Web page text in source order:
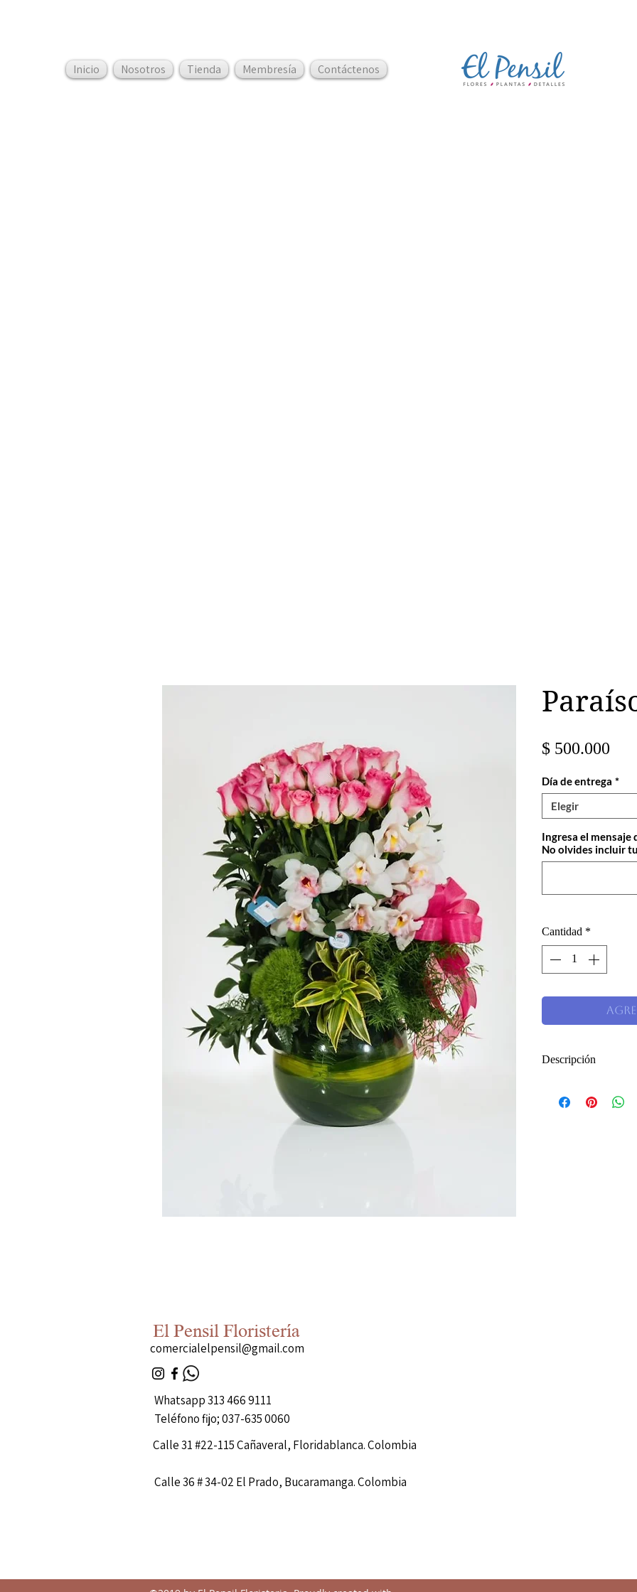
Inicio Nosotros Tienda Membresía Contáctenos
$ 500.000
Día de entrega *
Elegir
Ingresa el mensaje
No olvides incluir
Cantidad*
Descripción
decorado con
El Pensil Floristería
comercialelpensil@gmail.com
Whatsapp 313 466 9111
Teléfono fijo; 037-635 0060
Calle 31 #22-115 Cañaveral, Floridablanca. Colombia
Calle 36 # 34-02 El Prado, Bucaramanga. Colombia